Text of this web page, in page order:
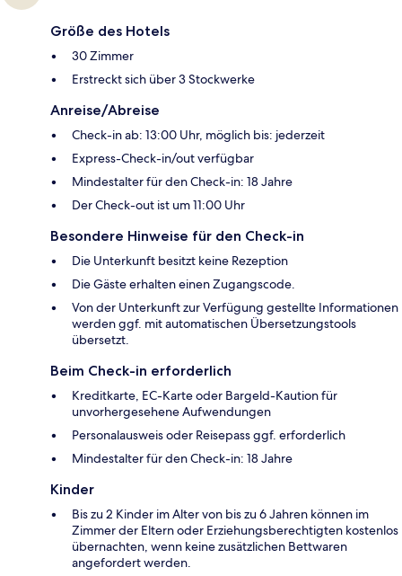
Größe des Hotels
30 Zimmer
Erstreckt sich über 3 Stockwerke
Anreise/Abreise
Check-in ab: 13:00 Uhr, möglich bis: jederzeit
Express-Check-in/out verfügbar
Mindestalter für den Check-in: 18 Jahre
Der Check-out ist um 11:00 Uhr
Besondere Hinweise für den Check-in
Die Unterkunft besitzt keine Rezeption
Die Gäste erhalten einen Zugangscode.
Von der Unterkunft zur Verfügung gestellte Informationen
werden ggf. mit automatischen Übersetzungstools
übersetzt.
Beim Check-in erforderlich
Kreditkarte, EC-Karte oder Bargeld-Kaution für
unvorhergesehene Aufwendungen
Personalausweis oder Reisepass ggf. erforderlich
Mindestalter für den Check-in: 18 Jahre
Kinder
Bis zu 2 Kinder im Alter von bis zu 6 Jahren können im
Zimmer der Eltern oder Erziehungsberechtigten kostenlos
übernachten, wenn keine zusätzlichen Bettwaren
angefordert werden.